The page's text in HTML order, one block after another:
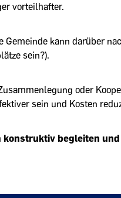
vorteilhafter.
Gemeinde kann darüber
sein?).
oder
sein und Kosten
konstruktiv begleiten